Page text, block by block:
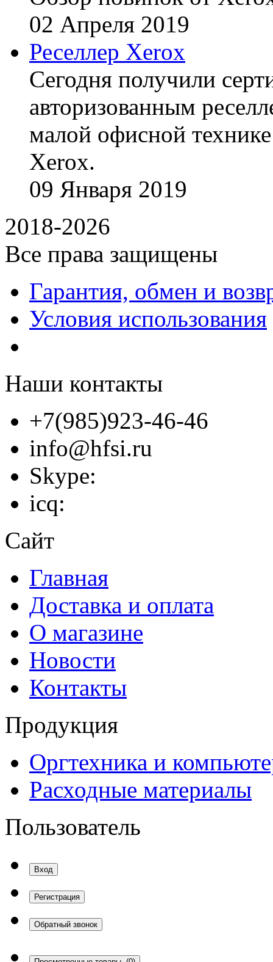
02 Апреля 2019
Реселлер Xerox
Сегодня получили
авторизованным
малой офисной
Xerox.
09 Января 2019
2018-2026
Все права защищены
Гарантия, обмен и
Условия использования
Наши контакты
+7(985)923-46-46
info@hfsi.ru
Skype:
icq:
Сайт
Главная
Доставка и оплата
О магазине
Новости
Контакты
Продукция
Оргтехника и
Расходные материалы
Пользователь
Вход
Регистрация
Обратный звонок